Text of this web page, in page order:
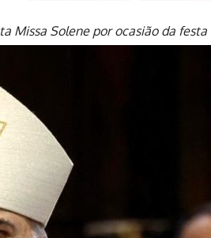
Missa Solene por ocasião da